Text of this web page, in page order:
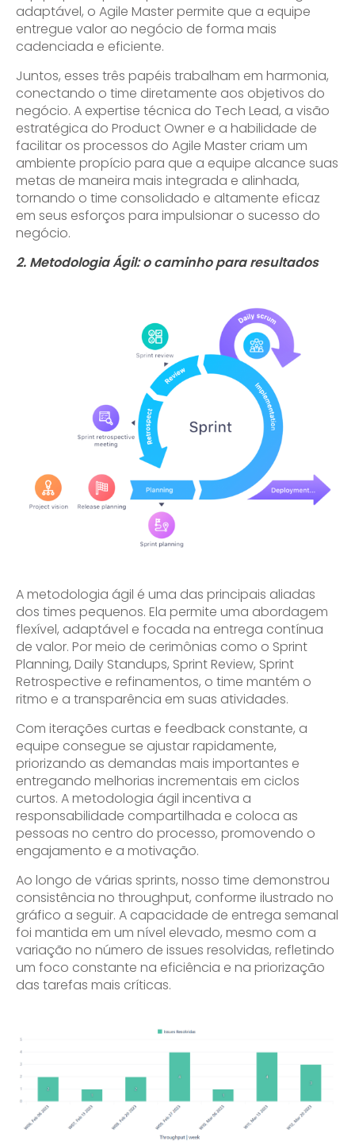
adaptável, o Agile Master permite que a equipe
entregue valor ao negócio de forma mais
cadenciada e eficiente.
Juntos, esses três papéis trabalham em harmonia,
conectando o time diretamente aos objetivos do
negócio. A expertise técnica do Tech Lead, a visão
estratégica do Product Owner e a habilidade de
facilitar os processos do Agile Master criam um
ambiente propício para que a equipe alcance suas
metas de maneira mais integrada e alinhada,
tornando o time consolidado e altamente eficaz
em seus esforços para impulsionar o sucesso do
negócio.
2. Metodologia Ágil: o caminho para resultados
A metodologia ágil é uma das principais aliadas
dos times pequenos. Ela permite uma abordagem
flexível, adaptável e focada na entrega contínua
de valor. Por meio de cerimônias como o Sprint
Planning, Daily Standups, Sprint Review, Sprint
Retrospective e refinamentos, o time mantém o
ritmo e a transparência em suas atividades.
Com iterações curtas e feedback constante, a
equipe consegue se ajustar rapidamente,
priorizando as demandas mais importantes e
entregando melhorias incrementais em ciclos
curtos. A metodologia ágil incentiva a
responsabilidade compartilhada e coloca as
pessoas no centro do processo, promovendo o
engajamento e a motivação.
Ao longo de várias sprints, nosso time demonstrou
consistência no throughput, conforme ilustrado no
gráfico a seguir. A capacidade de entrega semanal
foi mantida em um nível elevado, mesmo com a
variação no número de issues resolvidas, refletindo
um foco constante na eficiência e na priorização
das tarefas mais críticas.